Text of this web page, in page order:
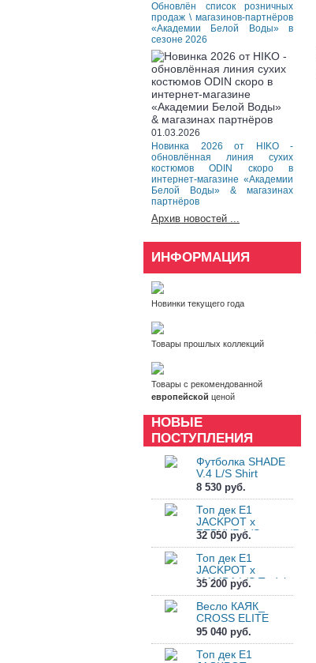
Обновлён список розничных
продаж \ магазинов-партнёров
«Академии Белой Воды» в
сезоне 2026
01.03.2026
Новинка 2026 от HIKO -
обновлённая линия сухих
костюмов ODIN скоро в
интернет-магазине «Академии
Белой Воды» & магазинах
партнёров
Архив новостей ...
ИНФОРМАЦИЯ
Новинки текущего года
Товары прошлых коллекций
Товары с рекомендованной
европейской ценой
НОВЫЕ
ПОСТУПЛЕНИЯ
Футболка SHADE
V.4 L/S Shirt
8 530 руб.
Топ дек E1
JACKPOT x
ZEPHYR L/S
Tpdck
32 050 руб.
Топ дек E1
JACKPOT x
MAMBA L/S Tpdck
35 200 руб.
Весло КАЯК_
CROSS ELITE
95 040 руб.
Топ дек E1